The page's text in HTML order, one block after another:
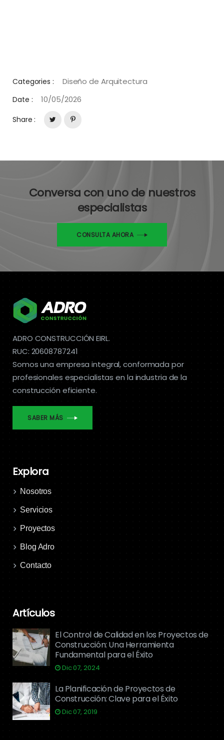
Categories : Diseño de Arquitectura
Date : 10/05/2026
Share :
Conversa con uno de nuestros
especialistas
CONSULTA AHORA
ADRO CONSTRUCCIÓN EIRL.
RUC: 20608787241
Somos una empresa integral, conformada por
profesionales especialistas en la industria de la
construcción eficiente.
SABER MÁS
Explora
Nosotros
Servicios
Proyectos
Blog Adro
Contacto
Artículos
El Control de Calidad en los Proyectos de
Construcción: Una Herramienta
Fundamental para el Éxito
Dic 07, 2024
La Planificación de Proyectos de
Construcción: Clave para el Éxito
Dic 07, 2019